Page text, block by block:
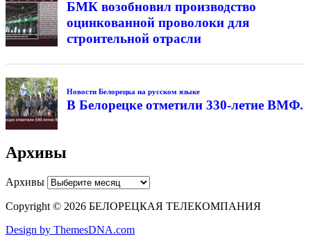
БМК возобновил производство
оцинкованной проволоки для
строительной отрасли
Новости Белорецка на русском языке
В Белорецке отметили 330-летие ВМФ.
Архивы
Архивы
Copyright © 2026 БЕЛОРЕЦКАЯ ТЕЛЕКОМПАНИЯ
Design by ThemesDNA.com